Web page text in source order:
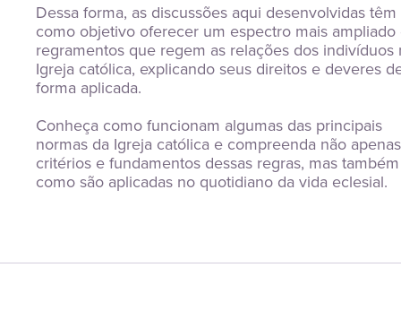
Dessa forma, as discussões aqui desenvolvidas têm
como objetivo oferecer um espectro mais ampliado
regramentos que regem as relações dos indivíduos
Igreja católica, explicando seus direitos e deveres
forma aplicada.
Conheça como funcionam algumas das principais
normas da Igreja católica e compreenda não
critérios e fundamentos dessas regras, mas também
como são aplicadas no quotidiano da vida eclesial.